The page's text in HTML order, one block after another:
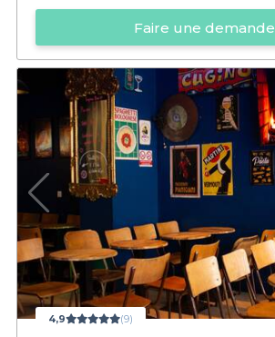
Faire une demande
4,9 (9)